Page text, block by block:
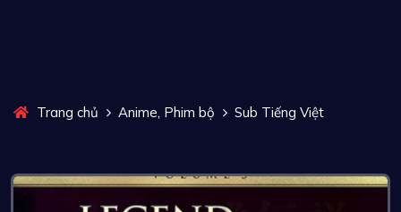
Trang chủ Anime, Phim bộ Sub Tiếng Việt